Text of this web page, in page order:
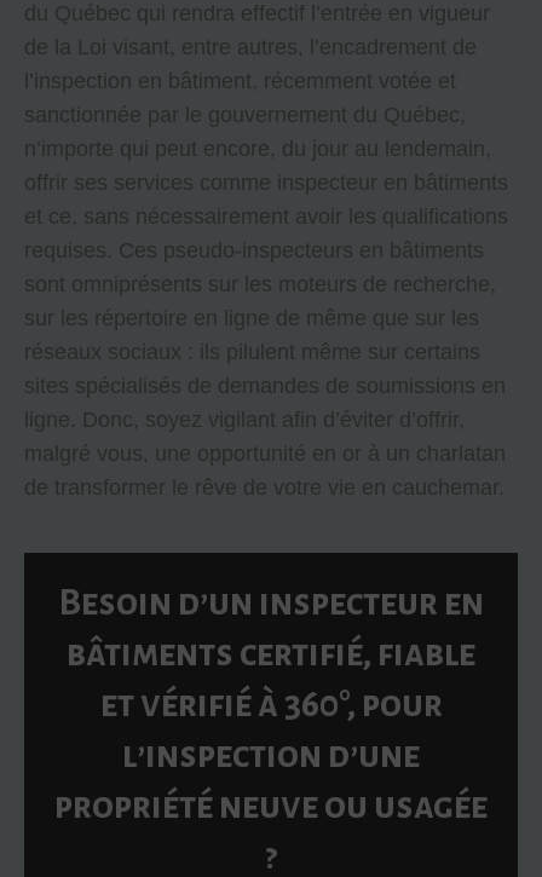
du Québec qui rendra effectif l’entrée en vigueur
de la Loi visant, entre autres, l’encadrement de
l’inspection en bâtiment, récemment votée et
sanctionnée par le gouvernement du Québec,
n’importe qui peut encore, du jour au lendemain,
offrir ses services comme inspecteur en bâtiments
et ce, sans nécessairement avoir les qualifications
requises. Ces pseudo-inspecteurs en bâtiments
sont omniprésents sur les moteurs de recherche,
sur les répertoire en ligne de même que sur les
réseaux sociaux : ils pilulent même sur certains
sites spécialisés de demandes de soumissions en
ligne. Donc, soyez vigilant afin d’éviter d’offrir,
malgré vous, une opportunité en or à un charlatan
de transformer le rêve de votre vie en cauchemar.
Besoin d’un inspecteur en
bâtiments certifié, fiable
et vérifié à 360°, pour
l’inspection d’une
propriété neuve ou usagée
?